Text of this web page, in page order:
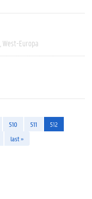
West-Europa
510 511
512
last »